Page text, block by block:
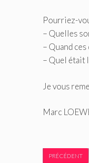
Pourriez-
– Quelles
– Quand
– Quel était
Je vous
Marc
PRÉCÉDENT